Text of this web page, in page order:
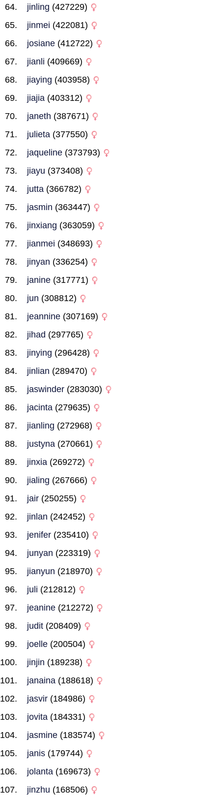
jinling (427229)
jinmei (422081)
josiane (412722)
jianli (409669)
jiaying (403958)
jiajia (403312)
janeth (387671)
julieta (377550)
jaqueline (373793)
jiayu (373408)
jutta (366782)
jasmin (363447)
jinxiang (363059)
jianmei (348693)
jinyan (336254)
janine (317771)
jun (308812)
jeannine (307169)
jihad (297765)
jinying (296428)
jinlian (289470)
jaswinder (283030)
jacinta (279635)
jianling (272968)
justyna (270661)
jinxia (269272)
jialing (267666)
jair (250255)
jinlan (242452)
jenifer (235410)
junyan (223319)
jianyun (218970)
juli (212812)
jeanine (212272)
judit (208409)
joelle (200504)
jinjin (189238)
janaina (188618)
jasvir (184986)
jovita (184331)
jasmine (183574)
janis (179744)
jolanta (169673)
jinzhu (168506)